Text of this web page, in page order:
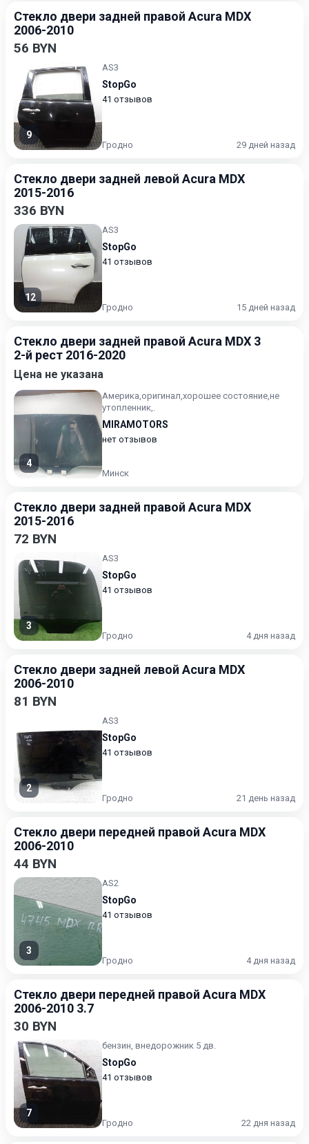
Стекло двери задней правой Acura MDX
2006-2010
56 BYN
9
AS3
StopGo
41 отзывов
Гродно 29 дней назад
Стекло двери задней левой Acura MDX
2015-2016
336 BYN
12
AS3
StopGo
41 отзывов
Гродно 15 дней назад
Стекло двери задней правой Acura MDX 3
2-й рест 2016-2020
Цена не указана
4
Америка,оригинал,хорошее состояние,не
утопленник,.
MIRAMOTORS
нет отзывов
Минск
Стекло двери задней правой Acura MDX
2015-2016
72 BYN
3
AS3
StopGo
41 отзывов
Гродно 4 дня назад
Стекло двери задней левой Acura MDX
2006-2010
81 BYN
2
AS3
StopGo
41 отзывов
Гродно 21 день назад
Стекло двери передней правой Acura MDX
2006-2010
44 BYN
3
AS2
StopGo
41 отзывов
Гродно 4 дня назад
Стекло двери передней правой Acura MDX
2006-2010 3.7
30 BYN
7
бензин, внедорожник 5 дв.
StopGo
41 отзывов
Гродно 22 дня назад